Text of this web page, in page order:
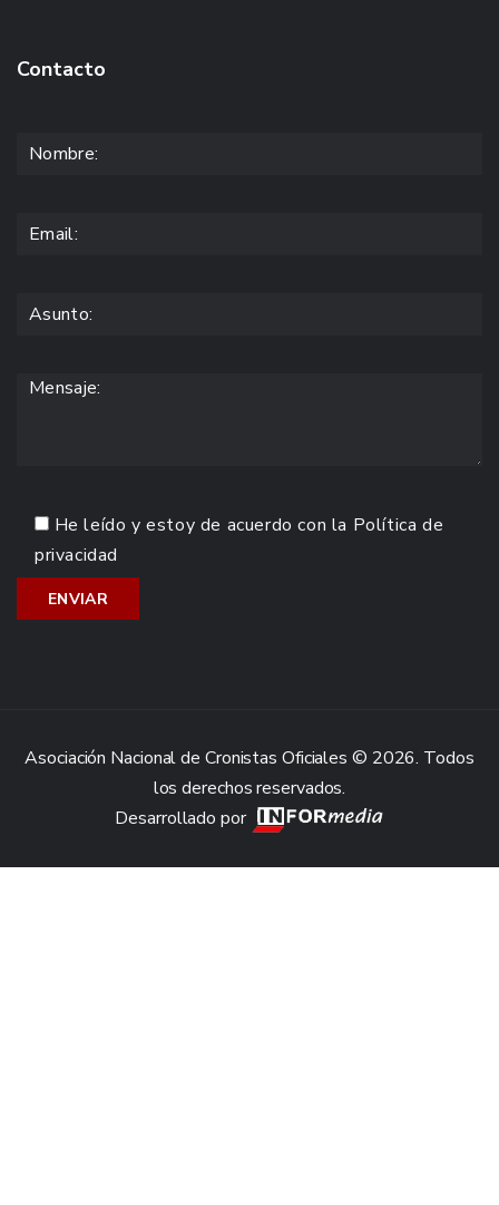
Contacto
He leído y estoy de acuerdo con la Política de
privacidad
Asociación Nacional de Cronistas Oficiales © 2026. Todos
los derechos reservados.
Desarrollado por